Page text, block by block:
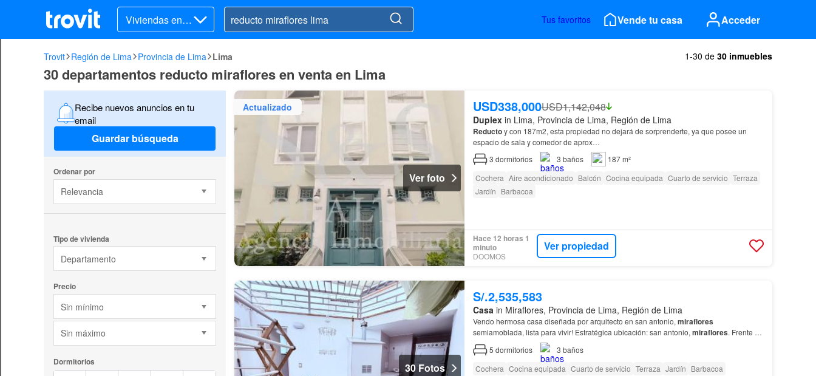
Viviendas en v
enta
Tus favoritos Vende tu casa Acceder
Trovit Región de Lima Provincia de Lima Lima 1-30 de 30 inmuebles
30 departamentos reducto miraflores en venta en Lima
Recibe nuevos anuncios en tu
email
Guardar búsqueda
Ordenar por
Relevancia
Tipo de vivienda
Departamento
Precio
Sin mínimo
Sin máximo
Dormitorios
Actualizado
Ver foto
USD338,000USD1,142,048
Duplexin Lima, Provincia de Lima, Región de Lima
Reductoy con 187m2, esta propiedad no dejará de sorprenderte, ya que posee un
espacio de sala y comedor de aprox…
3 dormitorios 3 baños
187 m²
Cochera Aire acondicionado Balcón Cocina equipada Cuarto de servicio Terraza
Jardín Barbacoa
Hace 12 horas 1
minuto
DOOMOS
Ver propiedad
30 Fotos
S/.2,535,583
Casa in Miraflores, Provincia de Lima, Región de Lima
Vendo hermosa casa diseñada por arquitecto en san antonio, miraflores
semiamoblada, lista para vivir! Estratégica ubicación: san antonio, miraflores. Frente de
19 ml. 3
5 dormitorios 3 baños
Cochera Cocina equipada Cuarto de servicio Terraza Jardín Barbacoa